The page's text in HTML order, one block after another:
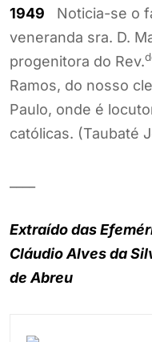
1949 Noticia-se o
veneranda sra. D.
progenitora do Rev.
Ramos, do nosso
Paulo, onde é
católicas. (Taubaté
Extraído das
Cláudio Alves da
de Abreu